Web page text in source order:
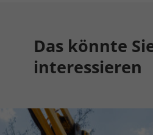
Das könnte
interessieren